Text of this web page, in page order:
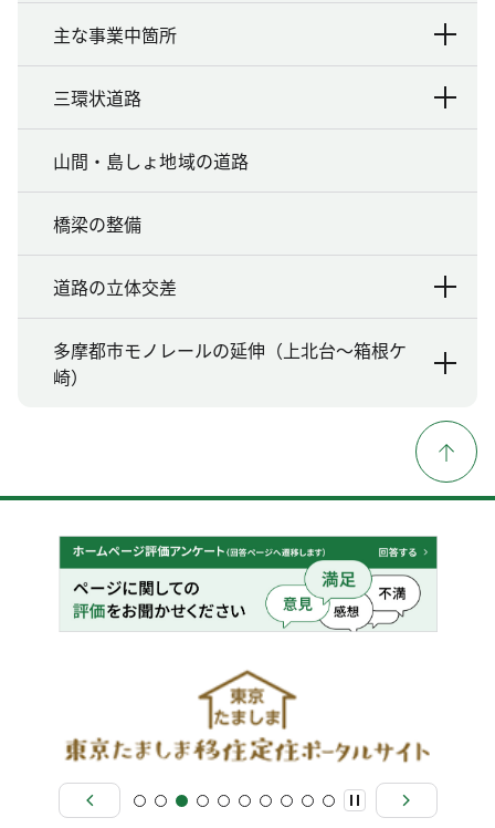
主な事業中箇所
三環状道路
山間・島しょ地域の道路
橋梁の整備
道路の立体交差
多摩都市モノレールの延伸（上北台～箱根ケ
崎）